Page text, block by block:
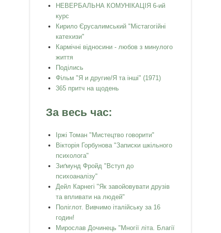
НЕВЕРБАЛЬНА КОМУНІКАЦІЯ 6-ий
курс
Кирило Єрусалимський "Містагогійні
катехизи"
Кармічні відносини - любов з минулого
життя
Поділись
Фільм "Я и другие/Я та інші" (1971)
365 притч на щодень
За весь час:
Іржі Томан "Мистецтво говорити"
Вікторія Горбунова "Записки шкільного
психолога"
Зиґмунд Фройд "Вступ до
психоаналізу"
Дейл Карнегі "Як завойовувати друзів
та впливати на людей"
Поліглот. Вивчимо італійську за 16
годин!
Мирослав Дочинець "Многії літа. Благії